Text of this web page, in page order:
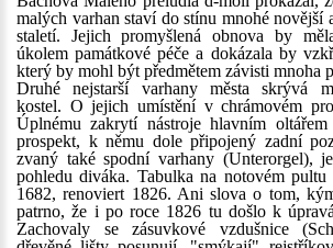
malých varhan staví do stínu mnohé novější
staletí. Jejich promyšlená obnova by
úkolem památkové péče a dokázala by
který by mohl být předmětem závisti mnoha
Druhé nejstarší varhany města skrývá
kostel. O jejich umístění v chrámovém
Úplnému zakrytí nástroje hlavním
prospekt, k němu dole připojený zadní
zvaný také spodní varhany (Unterorgel),
pohledu diváka. Tabulka na notovém pultu
1682, renoviert 1826. Ani slova o tom,
patrno, že i po roce 1826 tu došlo k
Zachovaly se zásuvkové vzdušnice